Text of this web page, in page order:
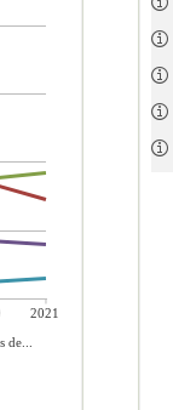
2021
de...